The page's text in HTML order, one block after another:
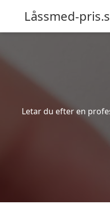
Låssmed-
Letar du efter en